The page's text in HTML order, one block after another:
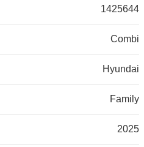
1425644
Combi
Hyundai
Family
2025